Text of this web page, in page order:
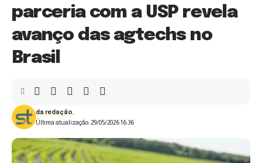
parceria com a USP revela
avanço das agtechs no
Brasil
Última atualização: 29/05/2026 16:36
da redação.